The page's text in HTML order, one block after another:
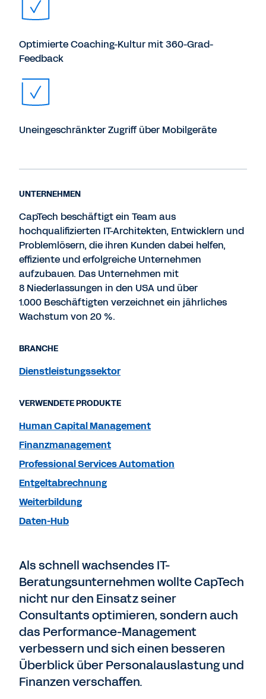
Optimierte Coaching-Kultur mit 360-Grad-
Feedback
Uneingeschränkter Zugriff über Mobilgeräte
Als schnell wachsendes IT-
Beratungsunternehmen wollte CapTech
nicht nur den Einsatz seiner
Consultants optimieren, sondern auch
das Performance-Management
verbessern und sich einen besseren
Überblick über Personalauslastung und
Finanzen verschaffen.
UNTERNEHMEN
CapTech beschäftigt ein Team aus
hochqualifizierten IT-Architekten, Entwicklern und
Problemlösern, die ihren Kunden dabei helfen,
effiziente und erfolgreiche Unternehmen
aufzubauen. Das Unternehmen mit
8 Niederlassungen in den USA und über
1.000 Beschäftigten verzeichnet ein jährliches
Wachstum von 20 %.
BRANCHE
Dienstleistungssektor
VERWENDETE PRODUKTE
Human Capital Management
Finanzmanagement
Professional Services Automation
Entgeltabrechnung
Weiterbildung
Daten-Hub